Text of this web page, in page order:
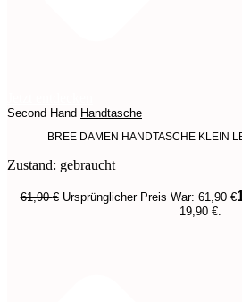
Second Hand Handtasche
BREE DAMEN HANDTASCHE KLEIN
Zustand: gebraucht
61,90€ Ursprünglicher Preis War: 61,90 €
19,90 €.